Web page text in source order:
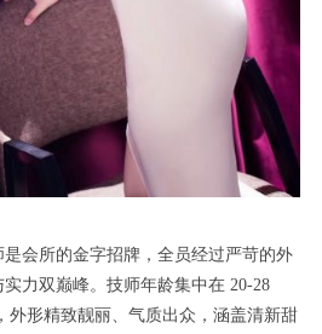
所的金字招牌，全员经过严苛的外
力双巅峰。技师年龄集中在 20-28
外形精致靓丽、气质出众，涵盖清新甜